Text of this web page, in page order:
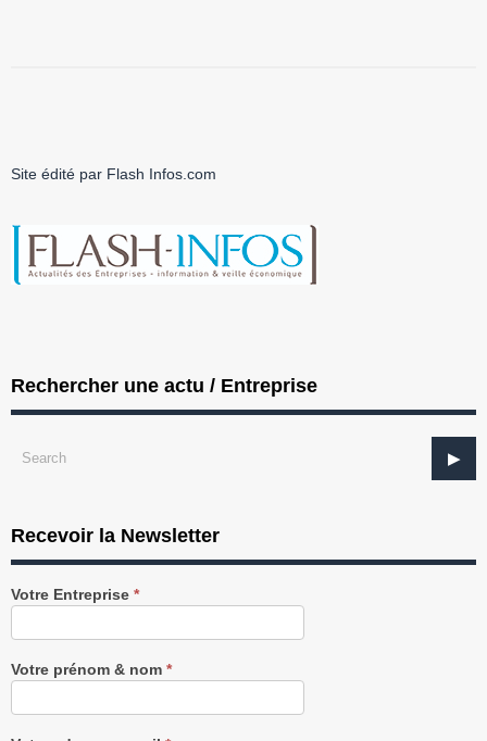
Site édité par Flash Infos.com
Rechercher une actu / Entreprise
Recevoir la Newsletter
Recevez
notre
gratuitement
Votre Entreprise *
Votre prénom & nom *